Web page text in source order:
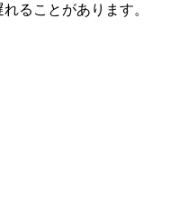
ることがあります。